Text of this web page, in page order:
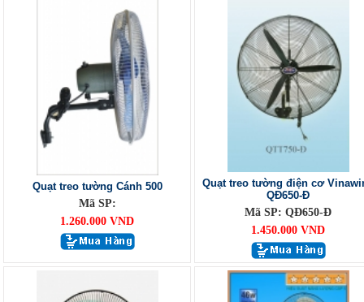
Quạt treo tường Cánh 500
Mã SP:
1.260.000 VND
Quạt treo tường điện cơ
QĐ650-Đ
Mã SP: QĐ650-Đ
1.450.000 VND